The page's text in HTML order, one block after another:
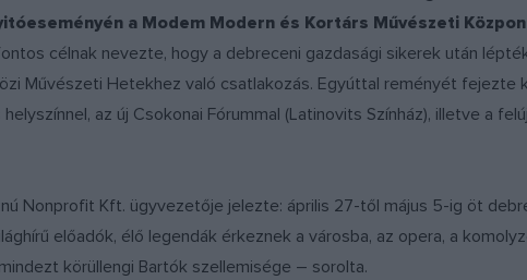
a Modem Modern és Kortárs Művészeti
célnak nevezte, hogy a debreceni gazdasági sikerek után
Művészeti Hetekhez való csatlakozás. Egyúttal reményét fejezte
az új Csokonai Fórummal (Latinovits Színház), illetve a
Nonprofit Kft. ügyvezetője jelezte: április 27-től május 5-ig öt
előadók, élő legendák érkeznek a városba, az opera, a
körüllengi Bartók szellemisége – sorolta.